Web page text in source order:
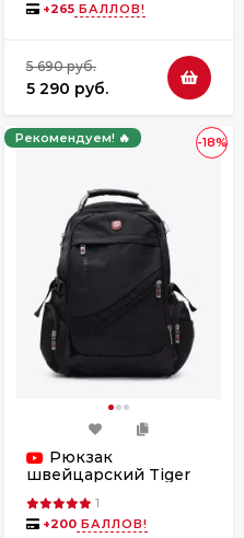
+265 БАЛЛОВ!
5 690 руб.
5 290 руб.
-18%
Рекомендуем! 🔥
Рюкзак
швейцарский Tiger
чёрный 1
+200 БАЛЛОВ!